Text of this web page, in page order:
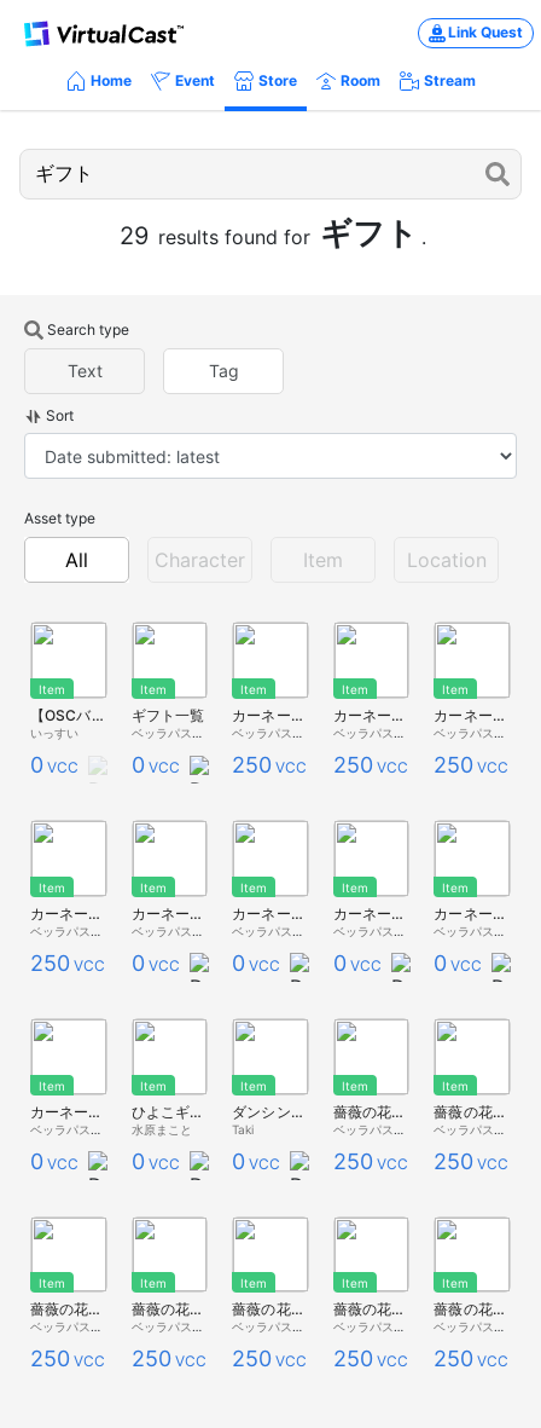
Link Quest
Home Event Store Room Stream
29 results found for ギフト .
Search type
Text Tag
Sort
Asset type
All Character Item Location
Item
【OSCバトン対応】Room用 疑似ギフト発生機（※現在、雪玉のみ対応）
いっすい
0 VCC
Item
ギフト一覧
0 VCC
Item
カーネーションの花束《ホワイト》
250 VCC
Item
カーネーションの花束《パッションピンク》
250 VCC
Item
カーネーションの花束《ストロベリーピンク》
250 VCC
Item
カーネーションの花束《レッド》
250 VCC
Item
カーネーション（白）
0 VCC
Item
カーネーション（紫）
0 VCC
Item
カーネーション（白桃）
0 VCC
Item
カーネーション（ピンク）
0 VCC
Item
カーネーション（赤）
0 VCC
Item
ひよこギフト
水原まこと
0 VCC
Item
ダンシングギフト Dancing gifts
Taki
0 VCC
Item
薔薇の花束（黒・単色）
250 VCC
Item
薔薇の花束（黒・飾り付き）
250 VCC
Item
薔薇の花束（白・単色）
250 VCC
Item
薔薇の花束（紫・飾り付き）
250 VCC
Item
薔薇の花束（紫・単色）
250 VCC
Item
薔薇の花束（青・飾り付き）
250 VCC
Item
薔薇の花束（青・単色）
250 VCC